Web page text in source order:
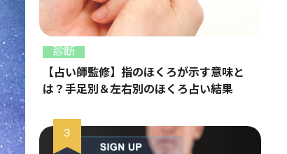
診断
【占い師監修】指のほくろが示す意味と
は？手足別＆左右別のほくろ占い結果